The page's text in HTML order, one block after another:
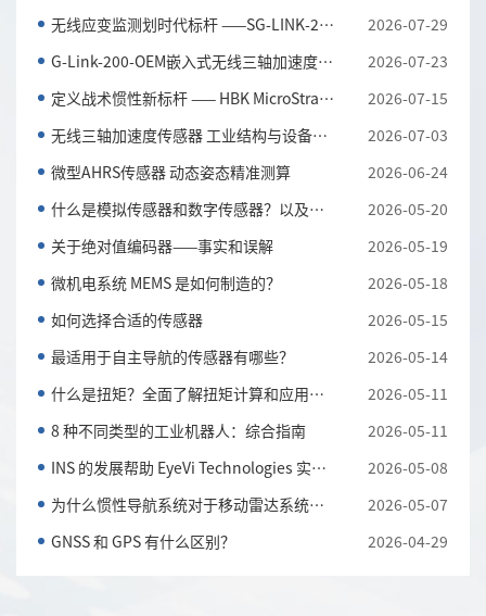
无线应变监测划时代标杆 ——SG-LINK-200三通道无线应...
2026-07-29
G-Link-200-OEM嵌入式无线三轴加速度传感器 全工况振...
2026-07-23
定义战术惯性新标杆 —— HBK MicroStrain 3DM-CV7-AH...
2026-07-15
无线三轴加速度传感器 工业结构与设备振动监测利器
2026-07-03
微型AHRS传感器 动态姿态精准测算
2026-06-24
什么是模拟传感器和数字传感器？以及它们的主要区别
2026-05-20
关于绝对值编码器——事实和误解
2026-05-19
微机电系统 MEMS 是如何制造的？
2026-05-18
如何选择合适的传感器
2026-05-15
最适用于自主导航的传感器有哪些？
2026-05-14
什么是扭矩？全面了解扭矩计算和应用知识
2026-05-11
8 种不同类型的工业机器人：综合指南
2026-05-11
INS 的发展帮助 EyeVi Technologies 实现可扩展的道路...
2026-05-08
为什么惯性导航系统对于移动雷达系统至关重要
2026-05-07
GNSS 和 GPS 有什么区别？
2026-04-29